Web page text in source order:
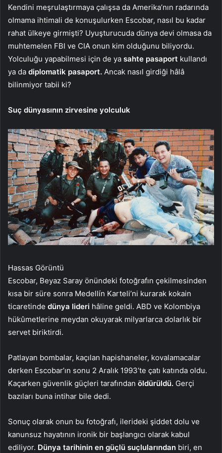
Kendini meşrulaştırmaya çalışsa da Amerika’nın radarında
olmama ihtimali de konuşulurken Escobar, nasıl bu kadar
rahat ülkeye girmişti? Uyuşturucuda dünya devi olmasa da
muhtemelen FBI ve CIA onun kim olduğunu biliyordu.
Yolculuğu yapabilmesi için de ya sahte pasaport kullandı
ya da diplomatik pasaport. Ancak nasıl girdiği hâlâ
bilinmiyor tabii ki?
Suç dünyasının zirvesine yolculuk
Hassas Görüntü
Escobar, Beyaz Saray önündeki fotoğrafın çekilmesinden
kısa bir süre sonra Medellín Karteli’ni kurarak kokain
ticaretinde dünya lideri hâline geldi. ABD ve Kolombiya
hükûmetlerine meydan okuyarak milyarlarca dolarlık bir
servet biriktirdi.
Patlayan bombalar, kaçılan hapishaneler, kovalamacalar
derken Escobar’ın sonu 2 Aralık 1993’te çatı katında oldu.
Kaçarken güvenlik güçleri tarafından öldürüldü. Gerçi
bazıları buna intihar bile dedi.
Sonuç olarak onun bu fotoğrafı, ilerideki şiddet dolu ve
kanunsuz hayatının ironik bir başlangıcı olarak kabul
ediliyor. Dünya tarihinin en güçlü suçlularından biri, en